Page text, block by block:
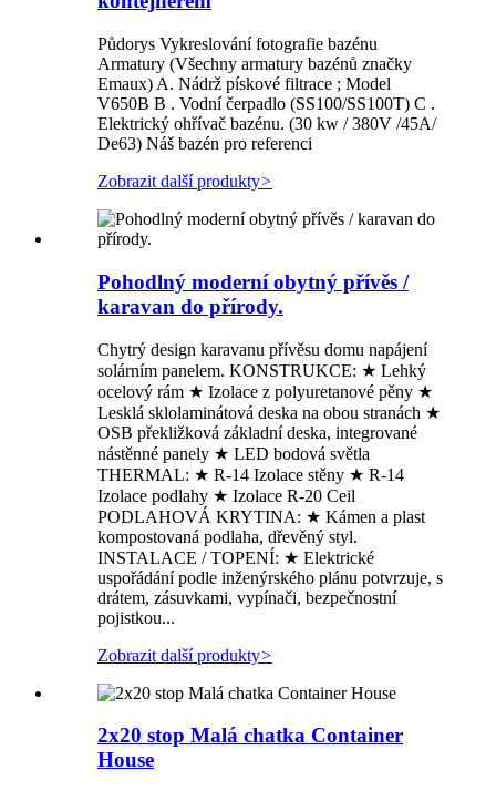
Půdorys Vykreslování fotografie bazénu
Armatury (Všechny armatury bazénů značky
Emaux) A. Nádrž pískové filtrace ; Model
V650B B . Vodní čerpadlo (SS100/SS100T) C .
Elektrický ohřívač bazénu. (30 kw / 380V /45A/
De63) Náš bazén pro referenci ​
Zobrazit další produkty>
Pohodlný moderní obytný přívěs /
karavan do přírody.
Chytrý design karavanu přívěsu domu napájení
solárním panelem. KONSTRUKCE: ★ Lehký
ocelový rám ★ Izolace z polyuretanové pěny ★
Lesklá sklolaminátová deska na obou stranách ★
OSB překližková základní deska, integrované
nástěnné panely ★ LED bodová světla
THERMAL: ★ R-14 Izolace stěny ★ R-14
Izolace podlahy ★ Izolace R-20 Ceil
PODLAHOVÁ KRYTINA: ★ Kámen a plast
kompostovaná podlaha, dřevěný styl.
INSTALACE / TOPENÍ: ★ Elektrické
uspořádání podle inženýrského plánu potvrzuje, s
drátem, zásuvkami, vypínači, bezpečnostní
pojistkou...
Zobrazit další produkty>
2x20 stop Malá chatka Container
House